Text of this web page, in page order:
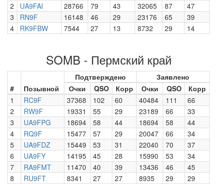
2
UA9FAI 28766 79 43 32065 87
47
3
RN9F 16148 46 29 23176 65
39
4
RK9FBW 7544 27 13 8732 29 14
SOMB - Пермский край
# Позывной
Подтверждено
Заявлено
Очки
QSO Корр Очки QSO
Корр
1
RC9F 37368 102 60 40484 111
66
2
RW9F 19331 55 29 23189 66
33
3
UA9FPG 18694 58 44 18694 58
44
4
RQ9F 15477 57 29 20047 66
34
5
UA9FDZ 15449 53 31 22040 70
37
6
UA9FY 14195 45 28 15990 53
34
7
RA9FMT 11470 40 39 13436 46
45
8
RU9FT 8341 27 27 8935 29
29